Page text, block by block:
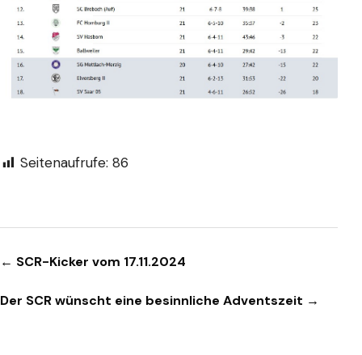
Seitenaufrufe: 86
Beitragsnavigation
← SCR-Kicker vom 17.11.2024
Der SCR wünscht eine besinnliche Adventszeit →